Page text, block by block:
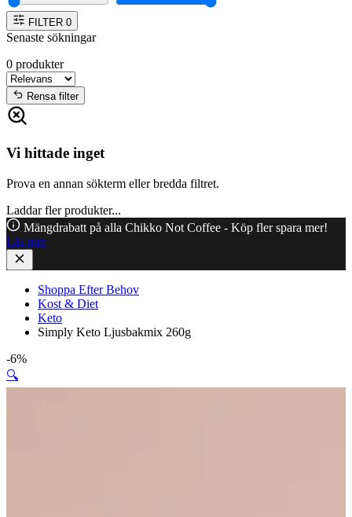
FILTER 0
Senaste sökningar
0 produkter
Rensa filter
Vi hittade inget
Prova en annan sökterm eller bredda filtret.
Laddar fler produkter...
Mängdrabatt på alla Chikko Not Coffee - Köp fler spara mer!
Läs mer
Shoppa Efter Behov
Kost & Diet
Keto
Simply Keto Ljusbakmix 260g
-6%
🔍